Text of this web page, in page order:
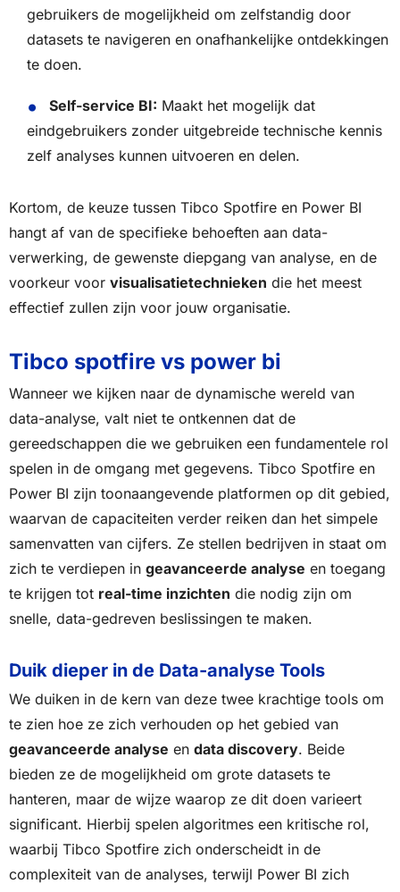
gebruikers de mogelijkheid om zelfstandig door
datasets te navigeren en onafhankelijke ontdekkingen
te doen.
Self-service BI: Maakt het mogelijk dat
eindgebruikers zonder uitgebreide technische kennis
zelf analyses kunnen uitvoeren en delen.
Kortom, de keuze tussen Tibco Spotfire en Power BI
hangt af van de specifieke behoeften aan data-
verwerking, de gewenste diepgang van analyse, en de
voorkeur voor visualisatietechnieken die het meest
effectief zullen zijn voor jouw organisatie.
Tibco spotfire vs power bi
Wanneer we kijken naar de dynamische wereld van
data-analyse, valt niet te ontkennen dat de
gereedschappen die we gebruiken een fundamentele rol
spelen in de omgang met gegevens. Tibco Spotfire en
Power BI zijn toonaangevende platformen op dit gebied,
waarvan de capaciteiten verder reiken dan het simpele
samenvatten van cijfers. Ze stellen bedrijven in staat om
zich te verdiepen in geavanceerde analyse en toegang
te krijgen tot real-time inzichten die nodig zijn om
snelle, data-gedreven beslissingen te maken.
Duik dieper in de Data-analyse Tools
We duiken in de kern van deze twee krachtige tools om
te zien hoe ze zich verhouden op het gebied van
geavanceerde analyse en data discovery. Beide
bieden ze de mogelijkheid om grote datasets te
hanteren, maar de wijze waarop ze dit doen varieert
significant. Hierbij spelen algoritmes een kritische rol,
waarbij Tibco Spotfire zich onderscheidt in de
complexiteit van de analyses, terwijl Power BI zich